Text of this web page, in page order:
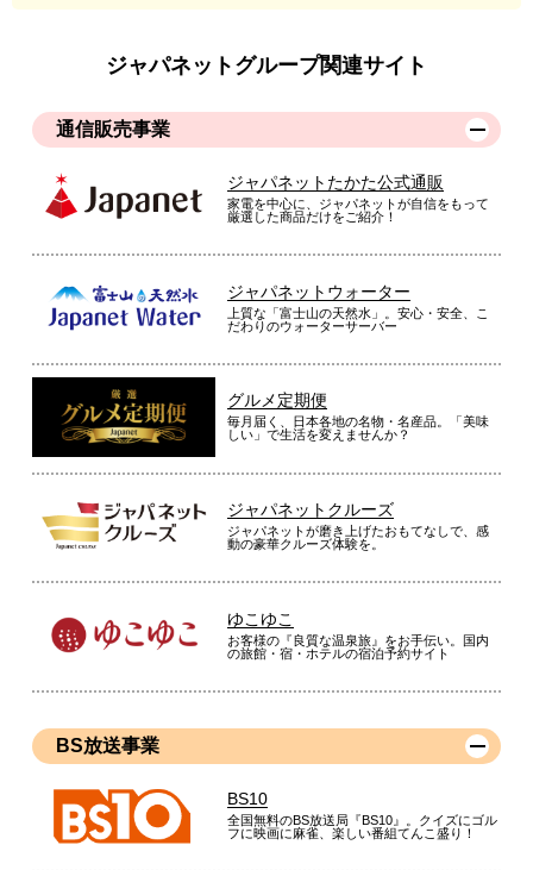
ジャパネットグループ関連サイト
通信販売事業
ジャパネットたかた公式通販
家電を中心に、ジャパネットが自信をもって
厳選した商品だけをご紹介！
ジャパネットウォーター
上質な「富士山の天然水」。安心・安全、こ
だわりのウォーターサーバー
グルメ定期便
毎月届く、日本各地の名物・名産品。「美味
しい」で生活を変えませんか？
ジャパネットクルーズ
ジャパネットが磨き上げたおもてなしで、感
動の豪華クルーズ体験を。
ゆこゆこ
お客様の『良質な温泉旅』をお手伝い。国内
の旅館・宿・ホテルの宿泊予約サイト
BS放送事業
BS10
全国無料のBS放送局『BS10』。クイズにゴル
フに映画に麻雀、楽しい番組てんこ盛り！